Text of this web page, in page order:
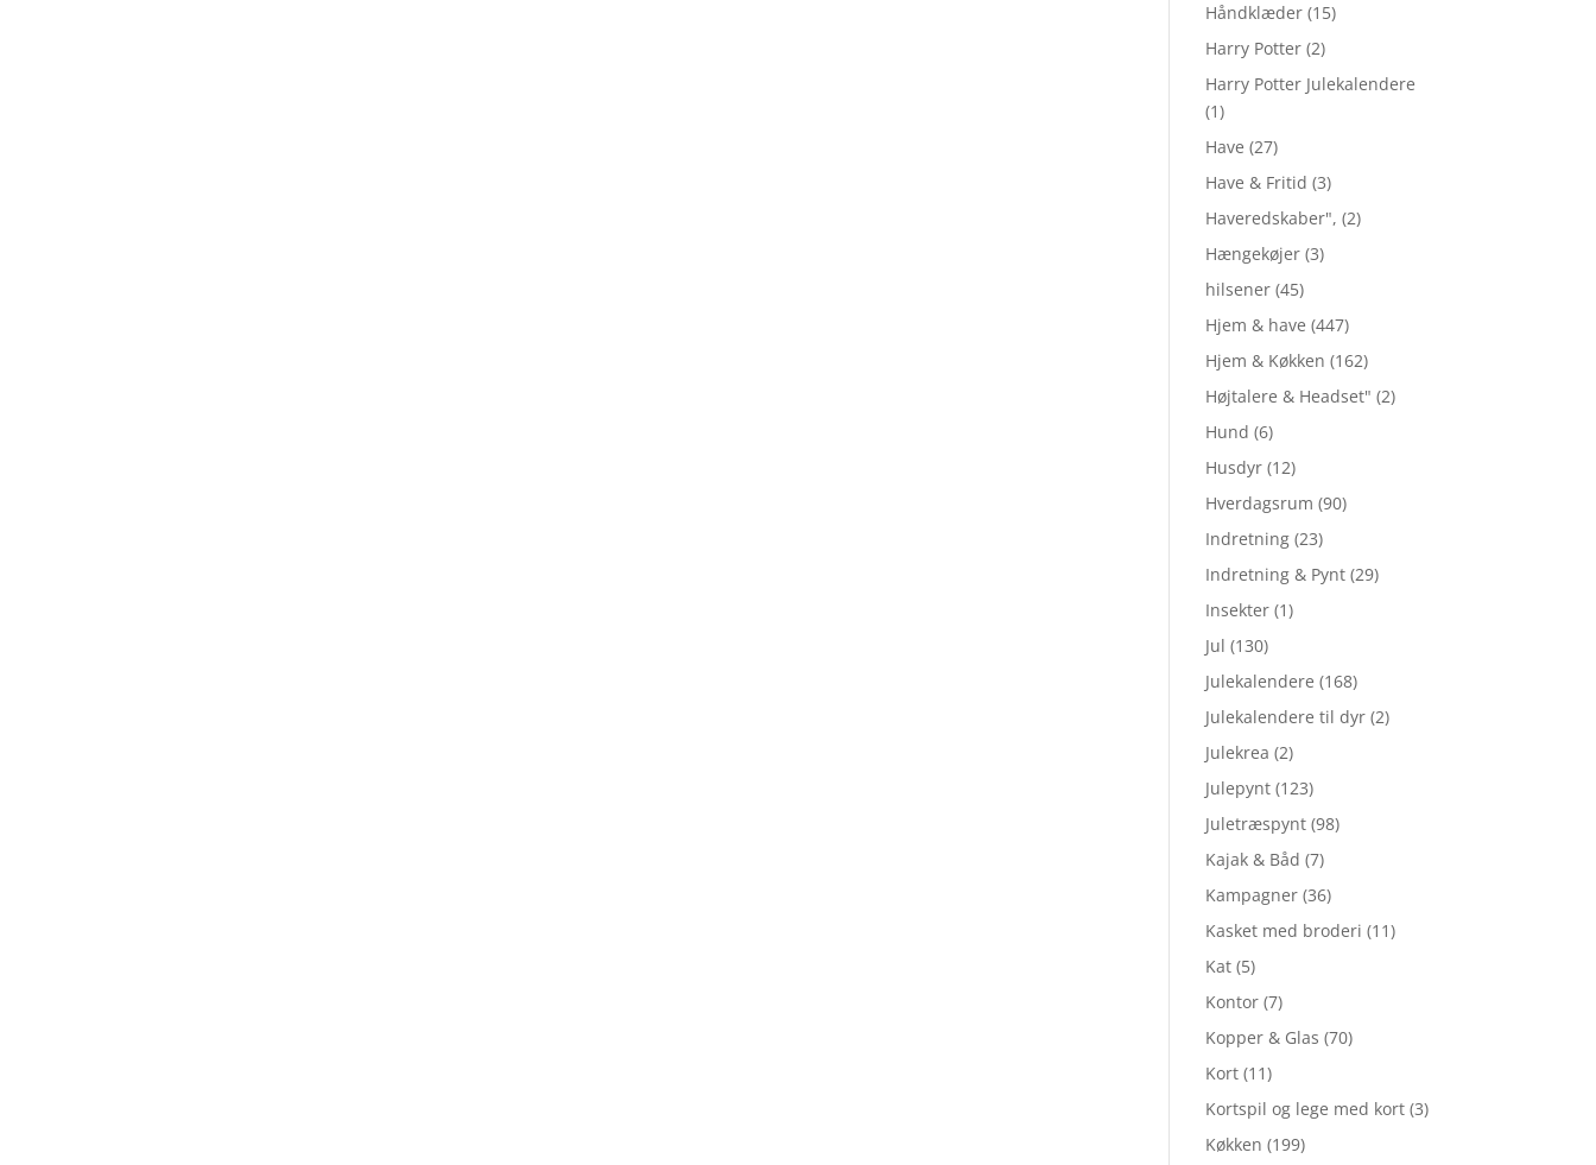
Håndklæder (15)
Harry Potter (2)
Harry Potter Julekalendere
(1)
Have (27)
Have & Fritid (3)
Haveredskaber", (2)
Hængekøjer (3)
hilsener (45)
Hjem & have (447)
Hjem & Køkken (162)
Højtalere & Headset" (2)
Hund (6)
Husdyr (12)
Hverdagsrum (90)
Indretning (23)
Indretning & Pynt (29)
Insekter (1)
Jul (130)
Julekalendere (168)
Julekalendere til dyr (2)
Julekrea (2)
Julepynt (123)
Juletræspynt (98)
Kajak & Båd (7)
Kampagner (36)
Kasket med broderi (11)
Kat (5)
Kontor (7)
Kopper & Glas (70)
Kort (11)
Kortspil og lege med kort (3)
Køkken (199)